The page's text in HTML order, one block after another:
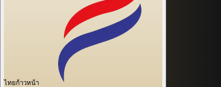
ไทยก้าวหน้า